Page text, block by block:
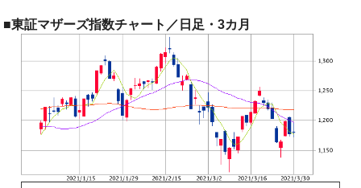
■東証マザーズ指数チャート／日足・3カ月